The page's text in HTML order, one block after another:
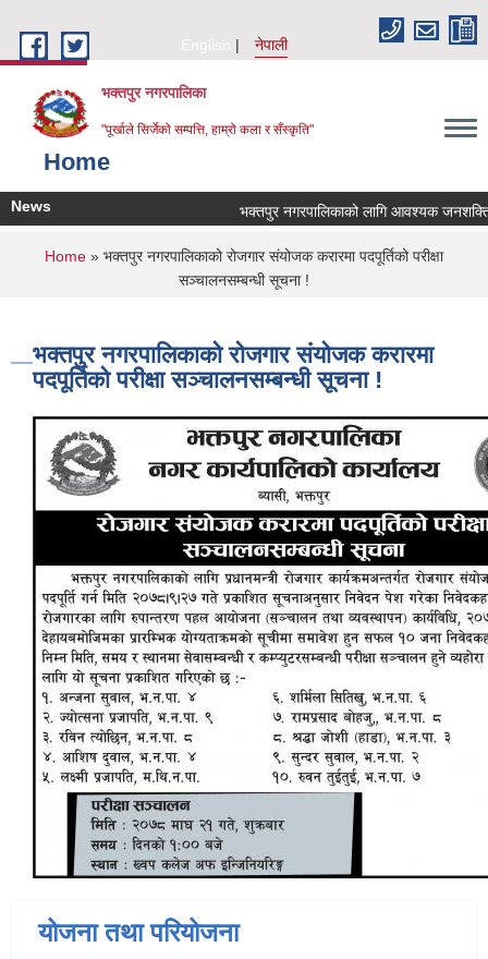
English
नेपाली
भक्तपुर नगरपालिका
"पूर्खाले सिर्जेको सम्पत्ति, हाम्रो कला र सँस्कृति"
Home
News भक्तपुर नगरपालिकाको लागि आवश्यक जनशक्ति
You are here
Home » भक्तपुर नगरपालिकाको रोजगार संयोजक करारमा पदपूर्तिको परीक्षा
सञ्चालनसम्बन्धी सूचना !
भक्तपुर नगरपालिकाको रोजगार संयोजक करारमा
पदपूर्तिको परीक्षा सञ्चालनसम्बन्धी सूचना !
योजना तथा परियोजना